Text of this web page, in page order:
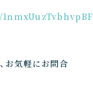
お気軽にお問合